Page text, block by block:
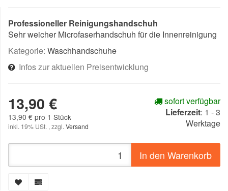
Professioneller Reinigungshandschuh
Sehr weicher Microfaserhandschuh für die Innenreinigung
Kategorie: Waschhandschuhe
Infos zur aktuellen Preisentwicklung
13,90 €
13,90 € pro 1 Stück
inkl. 19% USt. , zzgl. Versand
sofort verfügbar
Lieferzeit: 1 - 3
Werktage
In den Warenkorb